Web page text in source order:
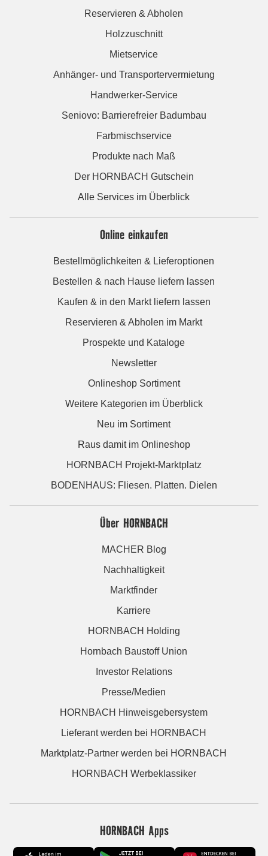
Reservieren & Abholen
Holzzuschnitt
Mietservice
Anhänger- und Transportervermietung
Handwerker-Service
Seniovo: Barrierefreier Badumbau
Farbmischservice
Produkte nach Maß
Der HORNBACH Gutschein
Alle Services im Überblick
Online einkaufen
Bestellmöglichkeiten & Lieferoptionen
Bestellen & nach Hause liefern lassen
Kaufen & in den Markt liefern lassen
Reservieren & Abholen im Markt
Prospekte und Kataloge
Newsletter
Onlineshop Sortiment
Weitere Kategorien im Überblick
Neu im Sortiment
Raus damit im Onlineshop
HORNBACH Projekt-Marktplatz
BODENHAUS: Fliesen. Platten. Dielen
Über HORNBACH
MACHER Blog
Nachhaltigkeit
Marktfinder
Karriere
HORNBACH Holding
Hornbach Baustoff Union
Investor Relations
Presse/Medien
HORNBACH Hinweisgebersystem
Lieferant werden bei HORNBACH
Marktplatz-Partner werden bei HORNBACH
HORNBACH Werbeklassiker
HORNBACH Apps